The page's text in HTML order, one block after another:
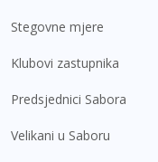
Stegovne mjere
Klubovi zastupnika
Predsjednici Sabora
Velikani u Saboru